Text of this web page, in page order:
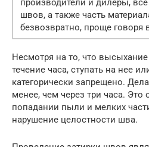
производители и дилеры,
швов, а также часть
безвозвратно, проще говоря
Несмотря на то, что
течение часа, ступать на нее
категорически запрещено.
менее, чем через три часа. Это
попадании пыли и мелких
нарушение целостности шва.